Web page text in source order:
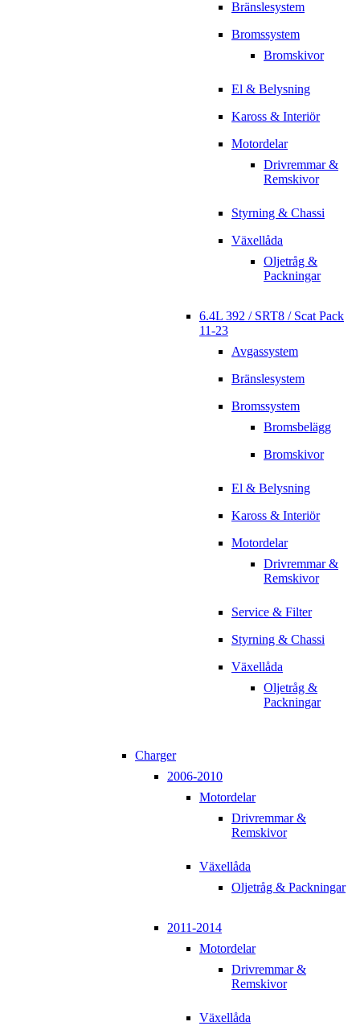
Bränslesystem
Bromssystem
Bromskivor
El & Belysning
Kaross & Interiör
Motordelar
Drivremmar &
Remskivor
Styrning & Chassi
Växellåda
Oljetråg &
Packningar
6.4L 392 / SRT8 / Scat Pack
11-23
Avgassystem
Bränslesystem
Bromssystem
Bromsbelägg
Bromskivor
El & Belysning
Kaross & Interiör
Motordelar
Drivremmar &
Remskivor
Service & Filter
Styrning & Chassi
Växellåda
Oljetråg &
Packningar
Charger
2006-2010
Motordelar
Drivremmar &
Remskivor
Växellåda
Oljetråg & Packningar
2011-2014
Motordelar
Drivremmar &
Remskivor
Växellåda